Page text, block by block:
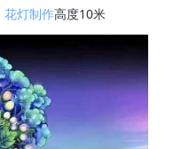
花灯制作高度10米